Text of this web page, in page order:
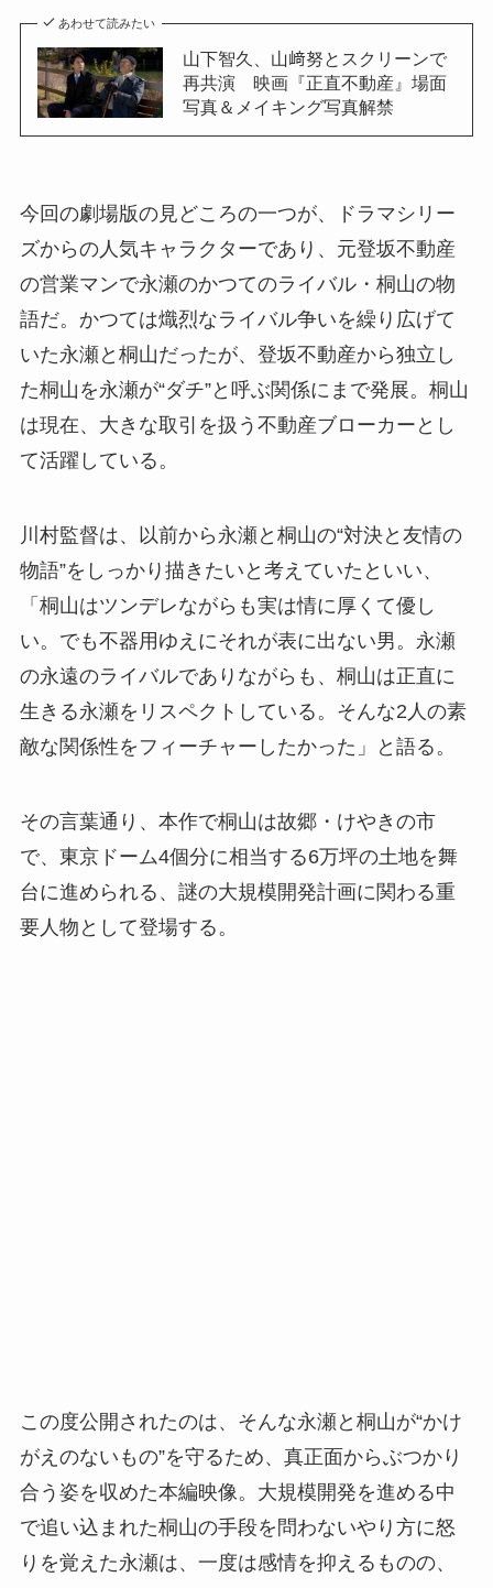
あわせて読みたい
山下智久、山﨑努とスクリーンで
再共演 映画『正直不動産』場面
写真＆メイキング写真解禁
今回の劇場版の見どころの一つが、ドラマシリー
ズからの人気キャラクターであり、元登坂不動産
の営業マンで永瀬のかつてのライバル・桐山の物
語だ。かつては熾烈なライバル争いを繰り広げて
いた永瀬と桐山だったが、登坂不動産から独立し
た桐山を永瀬が“ダチ”と呼ぶ関係にまで発展。桐山
は現在、大きな取引を扱う不動産ブローカーとし
て活躍している。
川村監督は、以前から永瀬と桐山の“対決と友情の
物語”をしっかり描きたいと考えていたといい、
「桐山はツンデレながらも実は情に厚くて優し
い。でも不器用ゆえにそれが表に出ない男。永瀬
の永遠のライバルでありながらも、桐山は正直に
生きる永瀬をリスペクトしている。そんな2人の素
敵な関係性をフィーチャーしたかった」と語る。
その言葉通り、本作で桐山は故郷・けやきの市
で、東京ドーム4個分に相当する6万坪の土地を舞
台に進められる、謎の大規模開発計画に関わる重
要人物として登場する。
この度公開されたのは、そんな永瀬と桐山が“かけ
がえのないもの”を守るため、真正面からぶつかり
合う姿を収めた本編映像。大規模開発を進める中
で追い込まれた桐山の手段を問わないやり方に怒
りを覚えた永瀬は、一度は感情を抑えるものの、